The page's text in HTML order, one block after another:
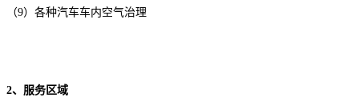
（9）各种汽车车内空气治理
2、服务区域